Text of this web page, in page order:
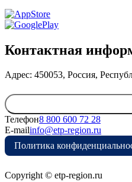
Контактная
Адрес: 450053, Россия,
Телефон8 800 600 72 28
E-mailinfo@etp-region.ru
Политика
Copyright © etp-region.ru